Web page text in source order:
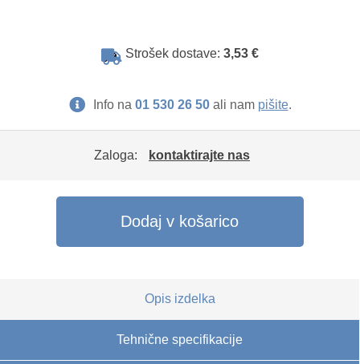
Strošek dostave: 3,53 €
Info na 01 530 26 50ali nam pišite.
Zaloga: kontaktirajte nas
Dodaj v košarico
Opis izdelka
Tehnične specifikacije